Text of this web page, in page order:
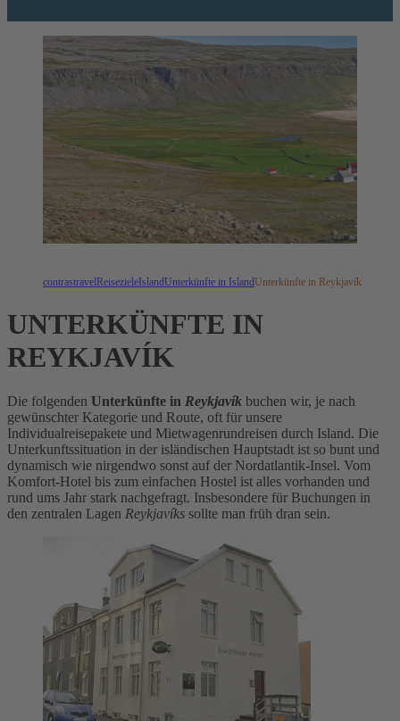
contrastravel Reiseziele Island Unterkünfte in Island Unterkünfte in Reykjavík
UNTERKÜNFTE IN
REYKJAVÍK
Die folgenden Unterkünfte in Reykjavík buchen wir, je nach
gewünschter Kategorie und Route, oft für unsere
Individualreisepakete und Mietwagenrundreisen durch Island. Die
Unterkunftssituation in der isländischen Hauptstadt ist so bunt und
dynamisch wie nirgendwo sonst auf der Nordatlantik-Insel. Vom
Komfort-Hotel bis zum einfachen Hostel ist alles vorhanden und
rund ums Jahr stark nachgefragt. Insbesondere für Buchungen in
den zentralen Lagen Reykjavíks sollte man früh dran sein.